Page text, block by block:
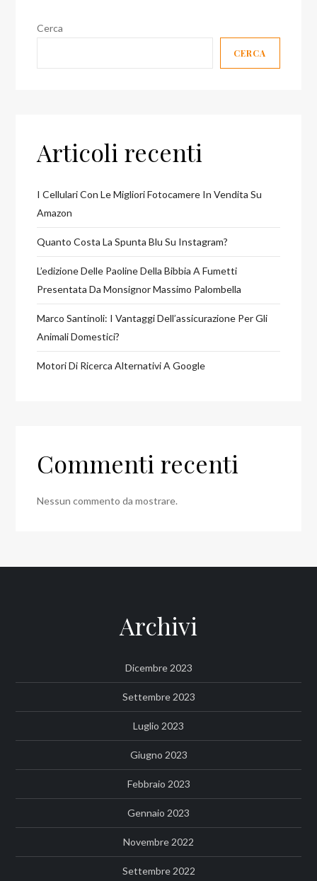
Cerca
CERCA
Articoli recenti
I Cellulari Con Le Migliori Fotocamere In Vendita Su
Amazon
Quanto Costa La Spunta Blu Su Instagram?
L’edizione Delle Paoline Della Bibbia A Fumetti
Presentata Da Monsignor Massimo Palombella
Marco Santinoli: I Vantaggi Dell’assicurazione Per Gli
Animali Domestici?
Motori Di Ricerca Alternativi A Google
Commenti recenti
Nessun commento da mostrare.
Archivi
Dicembre 2023
Settembre 2023
Luglio 2023
Giugno 2023
Febbraio 2023
Gennaio 2023
Novembre 2022
Settembre 2022